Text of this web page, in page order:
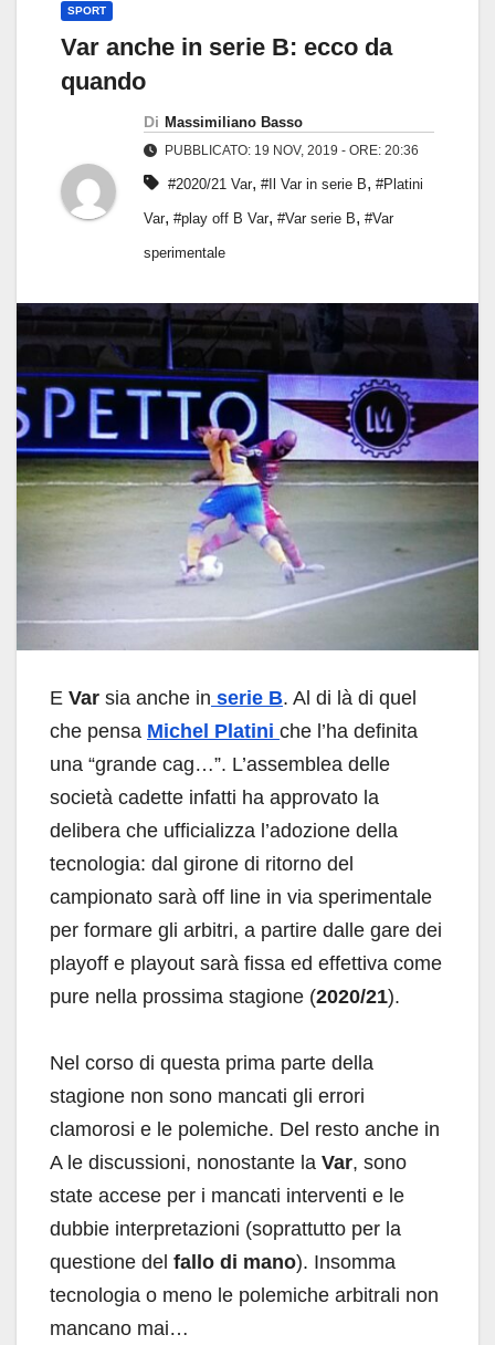
SPORT
Var anche in serie B: ecco da
quando
Di Massimiliano Basso
PUBBLICATO: 19 NOV, 2019 - ORE: 20:36
#2020/21 Var, #Il Var in serie B, #Platini
Var, #play off B Var, #Var serie B, #Var
sperimentale
E Var sia anche in serie B. Al di là di quel
che pensa Michel Platini che l’ha definita
una “grande cag…”. L’assemblea delle
società cadette infatti ha approvato la
delibera che ufficializza l’adozione della
tecnologia: dal girone di ritorno del
campionato sarà off line in via sperimentale
per formare gli arbitri, a partire dalle gare dei
playoff e playout sarà fissa ed effettiva come
pure nella prossima stagione (2020/21).
Nel corso di questa prima parte della
stagione non sono mancati gli errori
clamorosi e le polemiche. Del resto anche in
A le discussioni, nonostante la Var, sono
state accese per i mancati interventi e le
dubbie interpretazioni (soprattutto per la
questione del fallo di mano). Insomma
tecnologia o meno le polemiche arbitrali non
mancano mai…